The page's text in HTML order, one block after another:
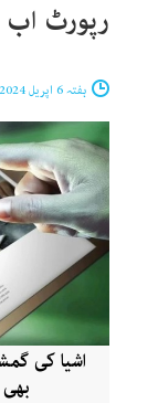
رپورٹ اب
ہفتہ 6 اپریل 2024 20:26
اشیا کی